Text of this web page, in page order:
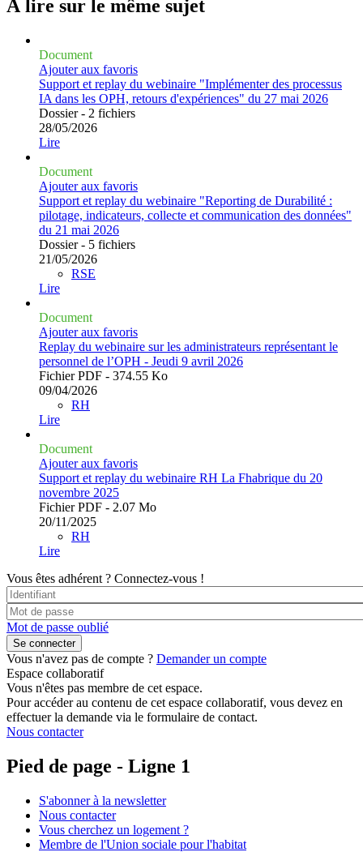
À lire sur le même sujet
Document
Ajouter aux favoris
Support et replay du webinaire "Implémenter des processus
IA dans les OPH, retours d'expériences" du 27 mai 2026
Dossier - 2 fichiers
28/05/2026
Lire
Document
Ajouter aux favoris
Support et replay du webinaire "Reporting de Durabilité :
pilotage, indicateurs, collecte et communication des données"
du 21 mai 2026
Dossier - 5 fichiers
21/05/2026
RSE
Lire
Document
Ajouter aux favoris
Replay du webinaire sur les administrateurs représentant le
personnel de l’OPH - Jeudi 9 avril 2026
Fichier PDF - 374.55 Ko
09/04/2026
RH
Lire
Document
Ajouter aux favoris
Support et replay du webinaire RH La Fhabrique du 20
novembre 2025
Fichier PDF - 2.07 Mo
20/11/2025
RH
Lire
Vous êtes adhérent ? Connectez-vous !
Mot de passe oublié
Vous n'avez pas de compte ? Demander un compte
Espace collaboratif
Vous n'êtes pas membre de cet espace.
Pour accéder au contenu de cet espace collaboratif, vous devez en
effectuer la demande via le formulaire de contact.
Nous contacter
Pied de page - Ligne 1
S'abonner à la newsletter
Nous contacter
Vous cherchez un logement ?
Membre de l'Union sociale pour l'habitat